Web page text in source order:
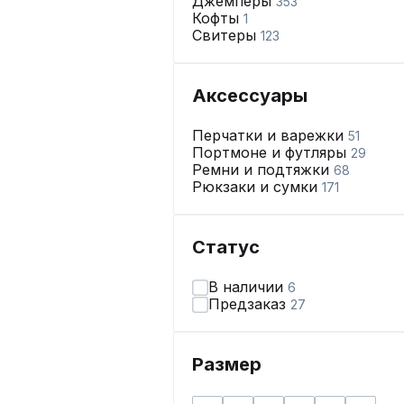
Кофты 1
Свитеры 123
Аксессуары
Перчатки и варежки 51
Портмоне и футляры 29
Ремни и подтяжки 68
Рюкзаки и сумки 171
Статус
В наличии 6
Предзаказ 27
Размер